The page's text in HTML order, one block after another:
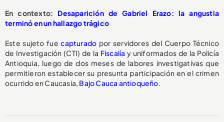
En contexto: Desaparición de Gabriel Erazo: la angustia
terminó en un hallazgo trágico
Este sujeto fuecapturado por servidores del Cuerpo Técnico
de Investigación (CTI) de la Fiscalía y uniformados de la Policía
Antioquia, luego de dos meses de labores investigativas que
permitieron establecer su presunta participación en el crimen
ocurrido en Caucasia, Bajo Cauca antioqueño.